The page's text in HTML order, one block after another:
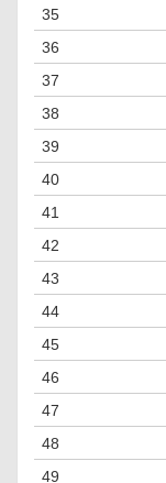
35
36
37
38
39
40
41
42
43
44
45
46
47
48
49